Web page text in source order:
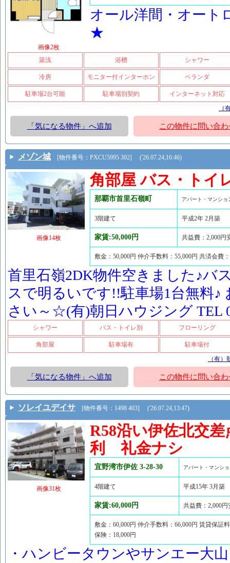
画像2枚
オール洋間・オート
★
築浅 浴槽 シャワー
冷房 モニター付インターホン ベランダ
駐車場2台可能 駐車場別契約
インターネット対応
（
「気になる物件」へ追加 この物件に問い合わ
メゾン城 [物件番号：PXCU5995 302] ('26.07.24,16:46)
画像14枚
角部屋 バス・トイ
那覇市首里石嶺町 アパート・マンショ
3階建て 平成2年 2月築
家賃:50,000円 共益費：2,000円
敷金：50,000円 仲介手数料：55,000円 共済会
首里石嶺2DK物件空きました♪バ
スで明るいです!!駐車場1台無料♪
さい～☆(有)朝日ハウジング TEL
シャワー バス・トイレ別 フローリング
角部屋 駐車場有
駐車場付
（有
「気になる物件」へ追加 この物件に問い合わ
ソレイユデイサ [物件番号：1498 403] ('26.07.24,13:47)
画像31枚
R58沿い伊佐北交
利 礼金ナシ
宜野湾市伊佐 3-28-30 アパート・マンシ
4階建て 平成15年 3月築
家賃:60,000円 共益費：2,000
敷金：60,000円 仲介手数料：66,000円 賃貸保証
保険：18,000円
・ハンビータウンやサンエー大